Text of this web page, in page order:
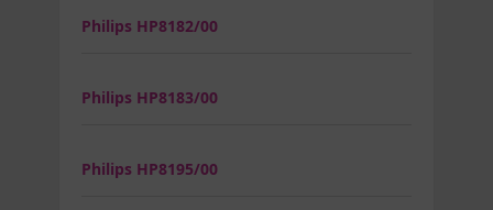
Philips HP8182/00
Philips HP8183/00
Philips HP8195/00